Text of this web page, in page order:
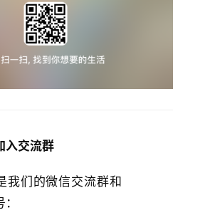
入交流群
我们的微信交流群和